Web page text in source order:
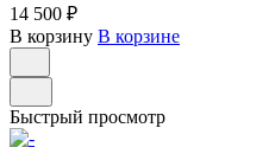
14 500 ₽
В корзину В корзине
Быстрый просмотр